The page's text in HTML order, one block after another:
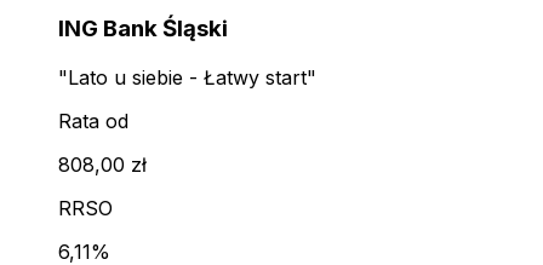
ING Bank Śląski
"Lato u siebie - Łatwy start"
Rata od
808,00 zł
RRSO
6,11%